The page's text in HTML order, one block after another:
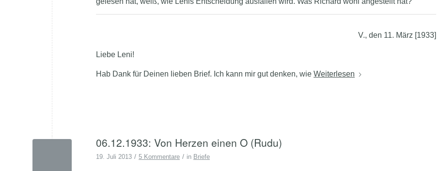
V., den 11. März [1933]
Liebe Leni!
Hab Dank für Deinen lieben Brief. Ich kann mir gut denken, wie Weiterlesen
06.12.1933: Von Herzen einen O (Rudu)
19. Juli 2013 / 5 Kommentare / in Briefe